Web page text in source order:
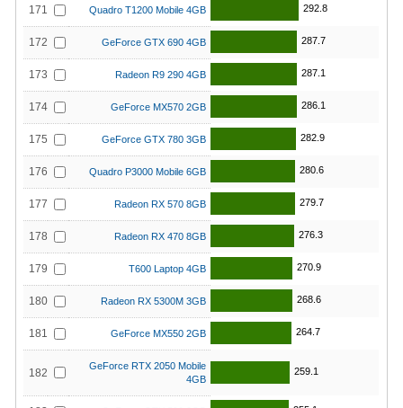
171 Quadro T1200 Mobile 4GB 292.8
172 GeForce GTX 690 4GB 287.7
173 Radeon R9 290 4GB 287.1
174 GeForce MX570 2GB 286.1
175 GeForce GTX 780 3GB 282.9
176 Quadro P3000 Mobile 6GB 280.6
177 Radeon RX 570 8GB 279.7
178 Radeon RX 470 8GB 276.3
179 T600 Laptop 4GB 270.9
180 Radeon RX 5300M 3GB 268.6
181 GeForce MX550 2GB 264.7
182
GeForce RTX 2050 Mobile
4GB
259.1